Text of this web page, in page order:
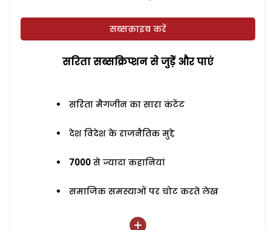
सब्सक्राइब करें
सरिता सब्सक्रिप्शन से जुड़ेें और पाएं
सरिता मैगजीन का सारा कंटेंट
देश विदेश के राजनैतिक मुद्दे
7000 से ज्यादा कहानियां
समाजिक समस्याओं पर चोट करते लेख